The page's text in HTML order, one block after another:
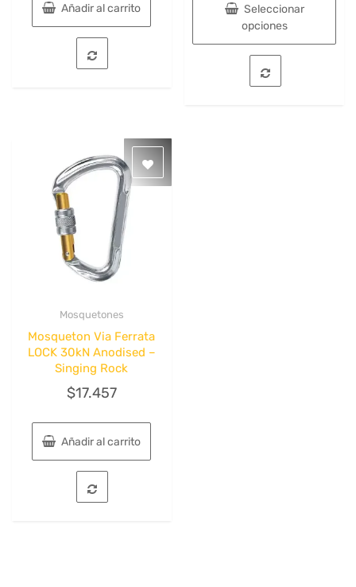
Añadir al carrito
Seleccionar
opciones
Este
producto
tiene
Mosquetones
Mosqueton Via Ferrata
LOCK 30kN Anodised –
Singing Rock
$17.457
Añadir al carrito